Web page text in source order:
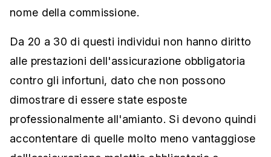
nome della commissione.
Da 20 a 30 di questi individui non hanno diritto
alle prestazioni dell'assicurazione obbligatoria
contro gli infortuni, dato che non possono
dimostrare di essere state esposte
professionalmente all'amianto. Si devono quindi
accontentare di quelle molto meno vantaggiose